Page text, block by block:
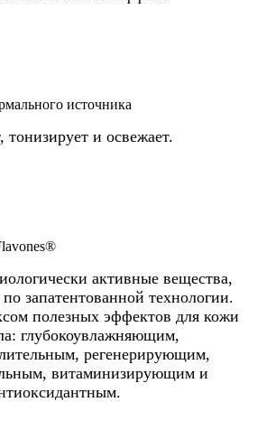
источника
и освежает.
активные вещества,
запатентованной технологии.
полезных эффектов для кожи
глубокоувлажняющим,
регенерирующим,
витаминизирующим и